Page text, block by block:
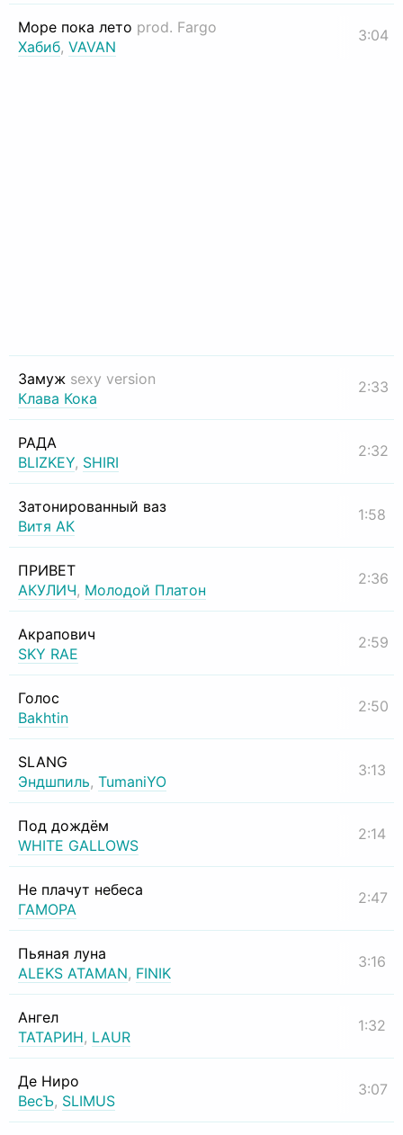
Море пока лето prod. Fargo
Хабиб, VAVAN
3:04
Замуж sexy version
Клава Кока
2:33
РАДА
BLIZKEY, SHIRI
2:32
Затонированный ваз
Витя АК
1:58
ПРИВЕТ
АКУЛИЧ, Молодой Платон
2:36
Акрапович
SKY RAE
2:59
Голос
Bakhtin
2:50
SLANG
Эндшпиль, TumaniYO
3:13
Под дождём
WHITE GALLOWS
2:14
Не плачут небеса
ГАМОРА
2:47
Пьяная луна
ALEKS ATAMAN, FINIK
3:16
Ангел
ТАТАРИН, LAUR
1:32
Де Ниро
ВесЪ, SLIMUS
3:07